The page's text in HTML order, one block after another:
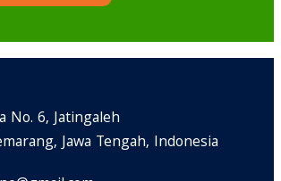
No. 6, Jatingaleh
Jawa Tengah, Indonesia